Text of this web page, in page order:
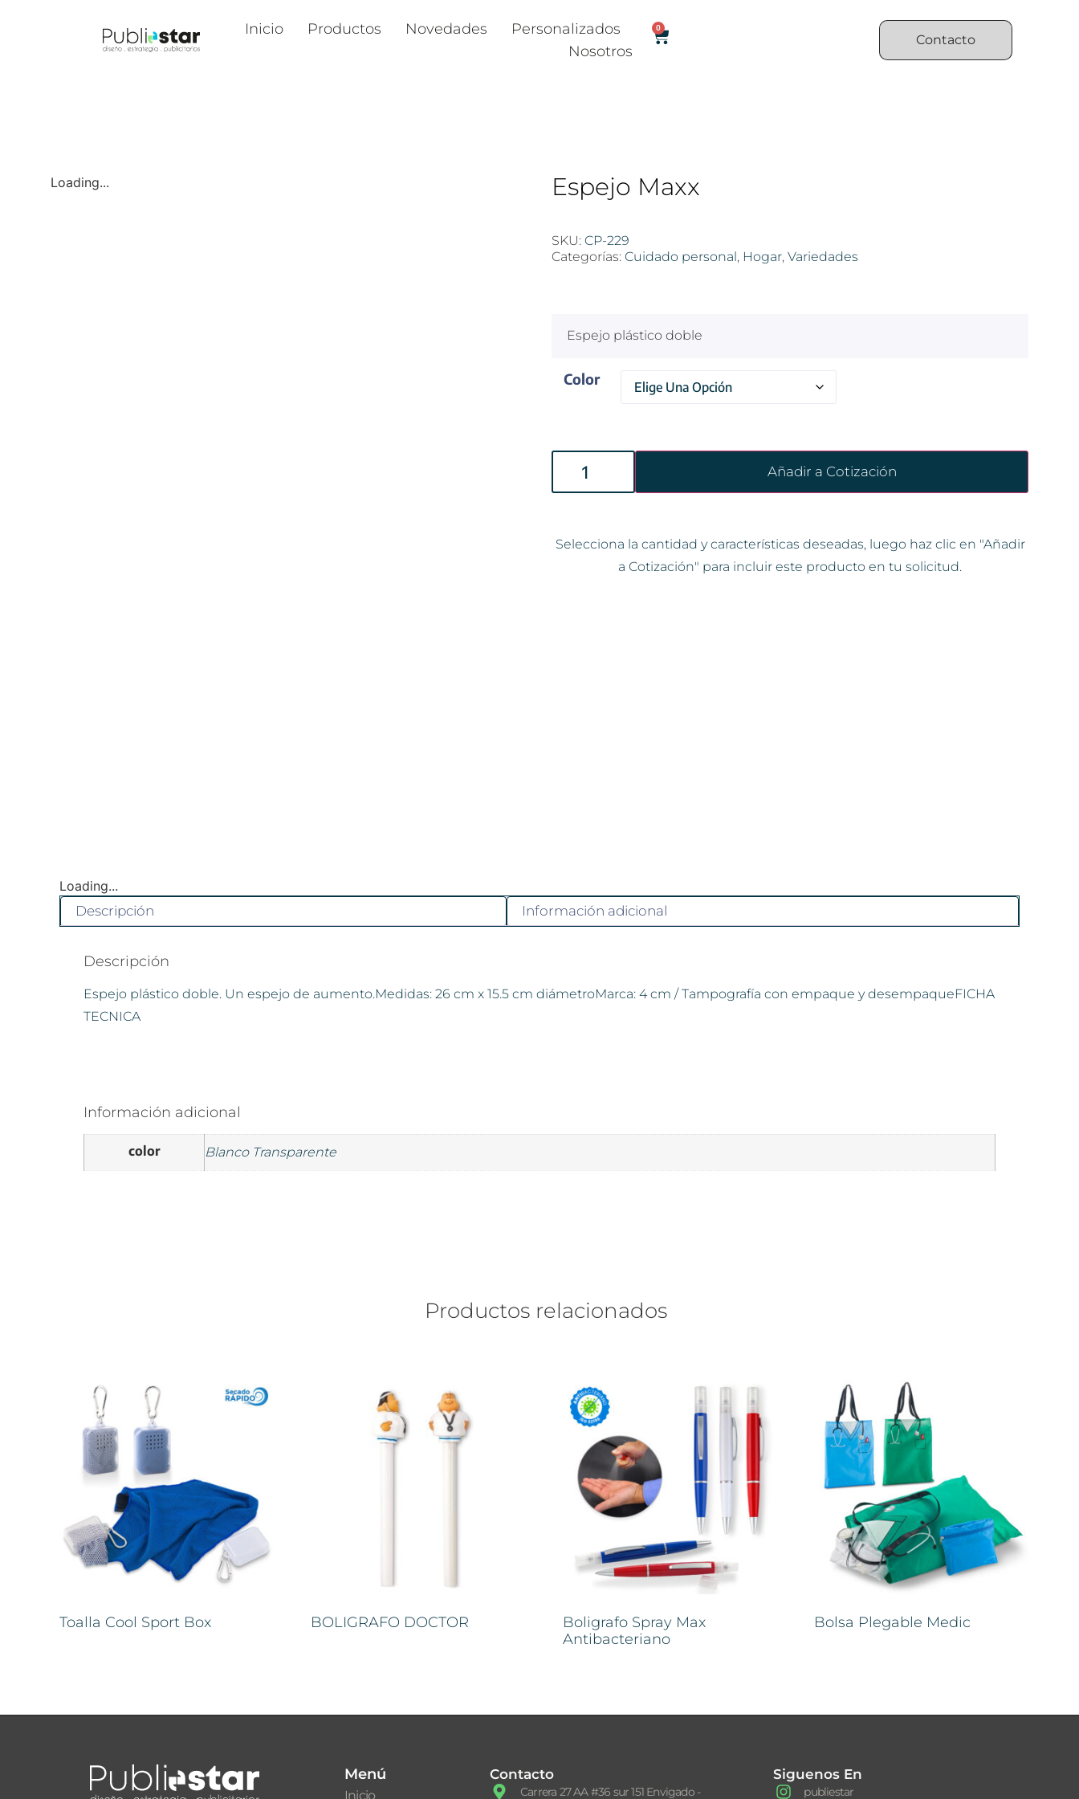
Inicio Productos Novedades
Personalizados
Nosotros
0
Contacto
Loading... Espejo Maxx
SKU: CP-229
Categorías: Cuidado personal , Hogar, Variedades
Espejo plástico doble
Color
Añadir a Cotización
Selecciona la cantidad y características deseadas, luego haz clic en "Añadir
a Cotización" para incluir este producto en tu solicitud.
Loading...
Descripción
Información adicional
Descripción
Espejo plástico doble. Un espejo de aumento.Medidas: 26 cm x 15.5 cm diámetroMarca: 4 cm / Tampografía con empaque y desempaqueFICHA
TECNICA
Información adicional
color Blanco Transparente
Productos relacionados
Toalla Cool Sport Box BOLIGRAFO DOCTOR
Boligrafo Spray Max
Antibacteriano
Bolsa Plegable Medic
Menú
Inicio
Contacto
Carrera 27 AA #36 sur 151 Envigado -
Siguenos En
publiestar